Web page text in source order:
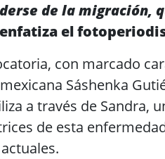
de la migración,
el
con marcado
Sáshenka
a través de Sandra,
de esta